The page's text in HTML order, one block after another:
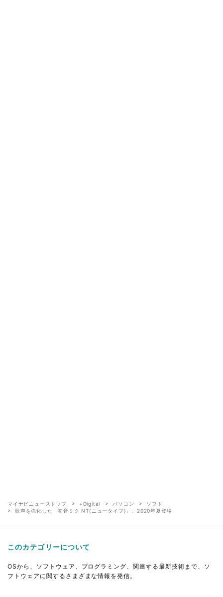
マイナビニューストップ +Digital パソコン
ソフト
歌声を強化した「初音ミク NT(ニュータイプ)」、2020年夏登場
このカテゴリーについて
OSから、ソフトウェア、プログラミング、関連する最新技術まで、ソ
フトウェアに関するさまざまな情報を発信。